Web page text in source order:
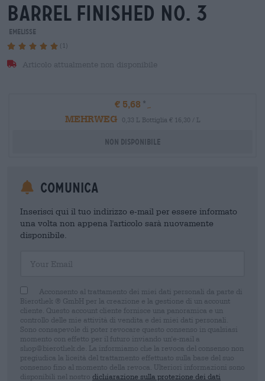
barrel finished no. 3
emelisse
(1)
Articolo attualmente non disponibile
€ 5,68
MEHRWEG
0,33 L Bottiglia € 16,30 / L
Non disponibile
Comunica
Inserisci qui il tuo indirizzo e-mail per essere informato
una volta non appena l'articolo sarà nuovamente
disponibile.
Acconsento al trattamento dei miei dati personali da parte di
Bierothek ® GmbH per la creazione e la gestione di un account
cliente. Questo account cliente fornisce una panoramica e un
controllo delle mie attività di vendita e dei miei dati personali.
Sono consapevole di poter revocare questo consenso in qualsiasi
momento con effetto per il futuro inviando un'e-mail a
shop@bierothek.de. La informiamo che la revoca del consenso non
pregiudica la liceità del trattamento effettuato sulla base del suo
consenso fino al momento della revoca. Ulteriori informazioni sono
disponibili nel nostro dichiarazione sulla protezione dei dati